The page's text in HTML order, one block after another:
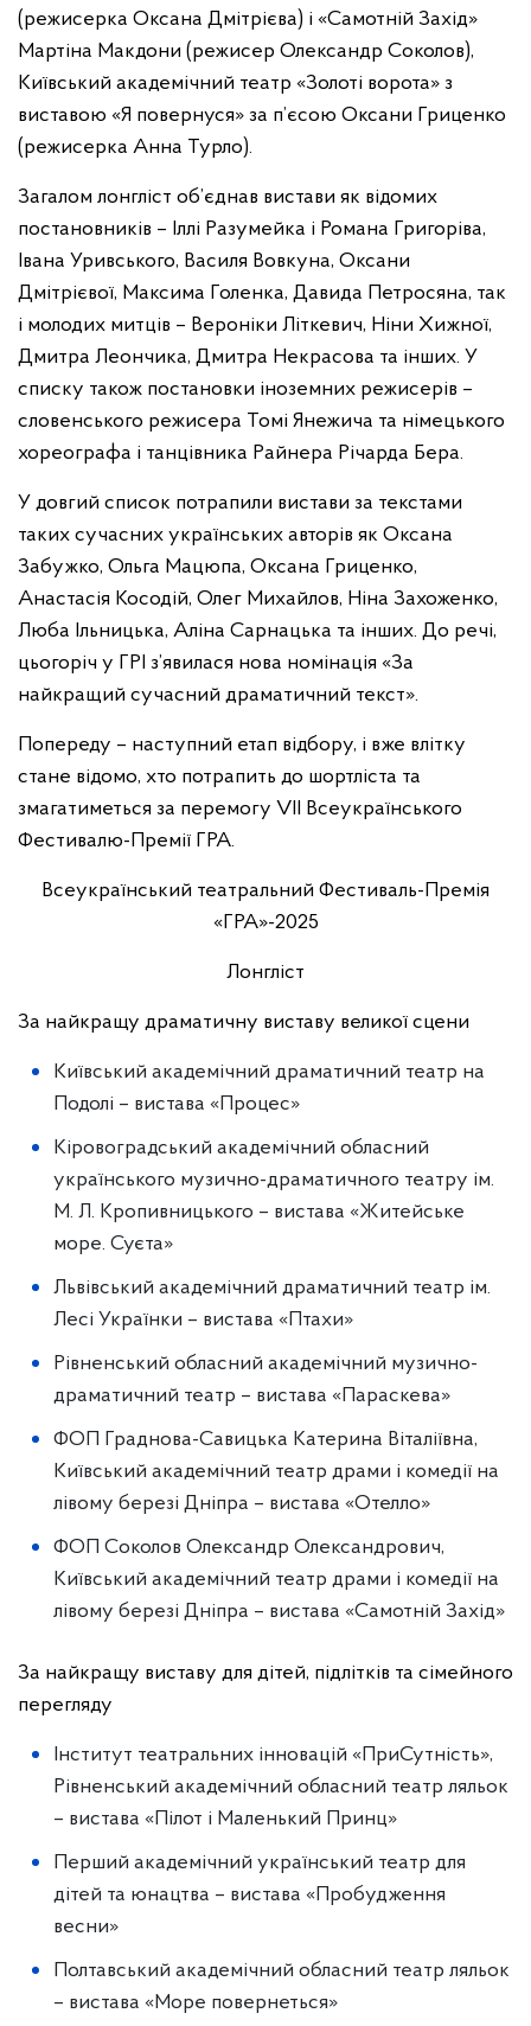
(режисерка Оксана Дмітрієва) і «Самотній Захід»
Мартіна Макдони (режисер Олександр Соколов),
Київський академічний театр «Золоті ворота» з
виставою «Я повернуся» за п’єсою Оксани Гриценко
(режисерка Анна Турло).
Загалом лонгліст об’єднав вистави як відомих
постановників – Іллі Разумейка і Романа Григоріва,
Івана Уривського, Василя Вовкуна, Оксани
Дмітрієвої, Максима Голенка, Давида Петросяна, так
і молодих митців – Вероніки Літкевич, Ніни Хижної,
Дмитра Леончика, Дмитра Некрасова та інших. У
списку також постановки іноземних режисерів –
словенського режисера Томі Янежича та німецького
хореографа і танцівника Райнера Річарда Бера.
У довгий список потрапили вистави за текстами
таких сучасних українських авторів як Оксана
Забужко, Ольга Мацюпа, Оксана Гриценко,
Анастасія Косодій, Олег Михайлов, Ніна Захоженко,
Люба Ільницька, Аліна Сарнацька та інших. До речі,
цьогоріч у ГРІ з’явилася нова номінація «За
найкращий сучасний драматичний текст».
Попереду – наступний етап відбору, і вже влітку
стане відомо, хто потрапить до шортліста та
змагатиметься за перемогу VII Всеукраїнського
Фестивалю-Премії ГРА.
Всеукраїнський театральний Фестиваль-Премія
«ГРА»-2025
Лонгліст
За найкращу драматичну виставу великої сцени
Київський академічний драматичний театр на
Подолі – вистава «Процес»
Кіровоградський академічний обласний
українського музично-драматичного театру ім.
М. Л. Кропивницького – вистава «Житейське
море. Суєта»
Львівський академічний драматичний театр ім.
Лесі Українки – вистава «Птахи»
Рівненський обласний академічний музично-
драматичний театр – вистава «Параскева»
ФОП Граднова-Савицька Катерина Віталіївна,
Київський академічний театр драми і комедії на
лівому березі Дніпра – вистава «Отелло»
ФОП Соколов Олександр Олександрович,
Київський академічний театр драми і комедії на
лівому березі Дніпра – вистава «Самотній Захід»
За найкращу виставу для дітей, підлітків та сімейного
перегляду
Інститут театральних інновацій «ПриСутність»,
Рівненський академічний обласний театр ляльок
– вистава «Пілот і Маленький Принц»
Перший академічний український театр для
дітей та юнацтва – вистава «Пробудження
весни»
Полтавський академічний обласний театр ляльок
– вистава «Море повернеться»